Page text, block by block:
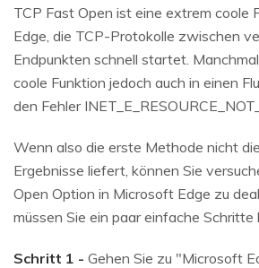
TCP Fast Open ist eine extrem coole
Edge, die TCP-Protokolle zwischen
Endpunkten schnell startet.
coole Funktion jedoch auch in einen
den Fehler
Wenn also die erste Methode nicht
Ergebnisse liefert, können Sie
Open Option in Microsoft Edge zu
müssen Sie ein paar einfache Schritte
Schritt 1 - Gehen Sie zu "Microsoft